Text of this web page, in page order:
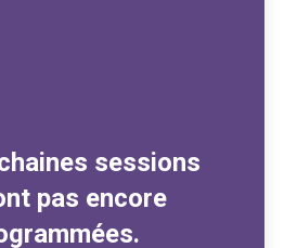
sessions
pas encore